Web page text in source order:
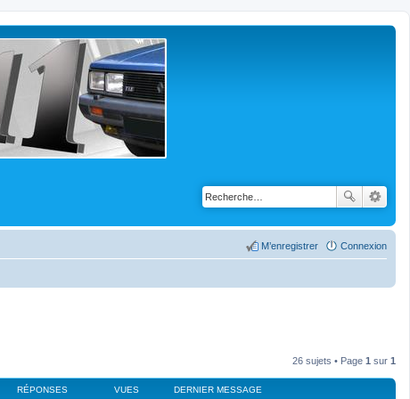
Connexion
M’enregistrer
26 sujets • Page 1 sur 1
RÉPONSES VUES DERNIER MESSAGE